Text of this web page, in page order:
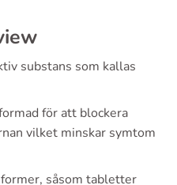
substans som kallas
för att blockera
vilket minskar symtom
såsom tabletter